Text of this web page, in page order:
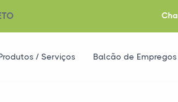
/ Serviços Balcão de Empregos